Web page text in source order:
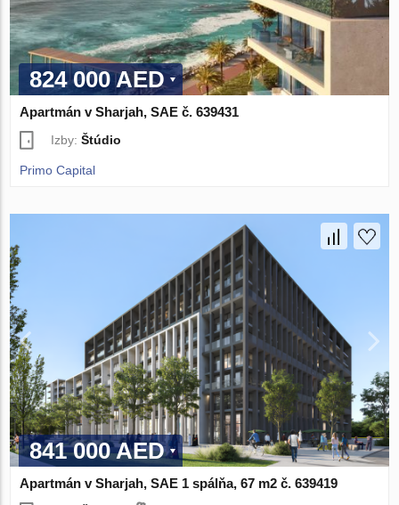
824 000 AED
Apartmán v Sharjah, SAE č. 639431
Izby:Štúdio
Primo Capital
841 000 AED
Apartmán v Sharjah, SAE 1 spálňa, 67 m2 č. 639419